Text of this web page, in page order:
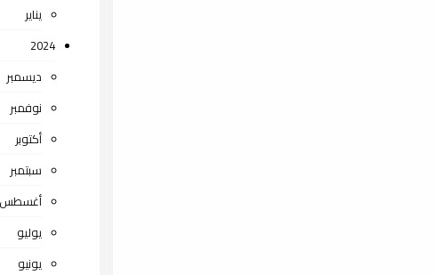
يناير
2024
ديسمبر
نوفمبر
أكتوبر
سبتمبر
أغسطس
يوليو
يونيو